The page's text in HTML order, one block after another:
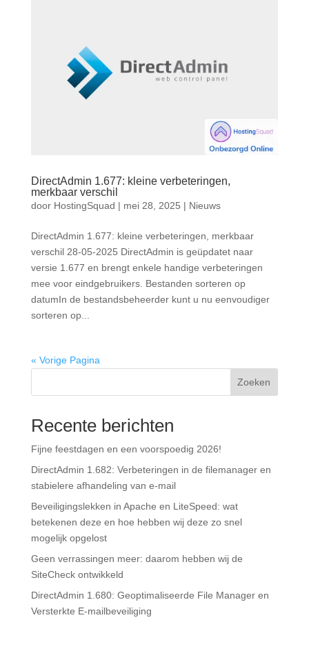
DirectAdmin 1.677: kleine verbeteringen,
merkbaar verschil
door HostingSquad | mei 28, 2025 | Nieuws
DirectAdmin 1.677: kleine verbeteringen, merkbaar
verschil 28-05-2025 DirectAdmin is geüpdatet naar
versie 1.677 en brengt enkele handige verbeteringen
mee voor eindgebruikers. Bestanden sorteren op
datumIn de bestandsbeheerder kunt u nu eenvoudiger
sorteren op...
« Vorige Pagina
Zoeken
Recente berichten
Fijne feestdagen en een voorspoedig 2026!
DirectAdmin 1.682: Verbeteringen in de filemanager en
stabielere afhandeling van e-mail
Beveiligingslekken in Apache en LiteSpeed: wat
betekenen deze en hoe hebben wij deze zo snel
mogelijk opgelost
Geen verrassingen meer: daarom hebben wij de
SiteCheck ontwikkeld
DirectAdmin 1.680: Geoptimaliseerde File Manager en
Versterkte E-mailbeveiliging